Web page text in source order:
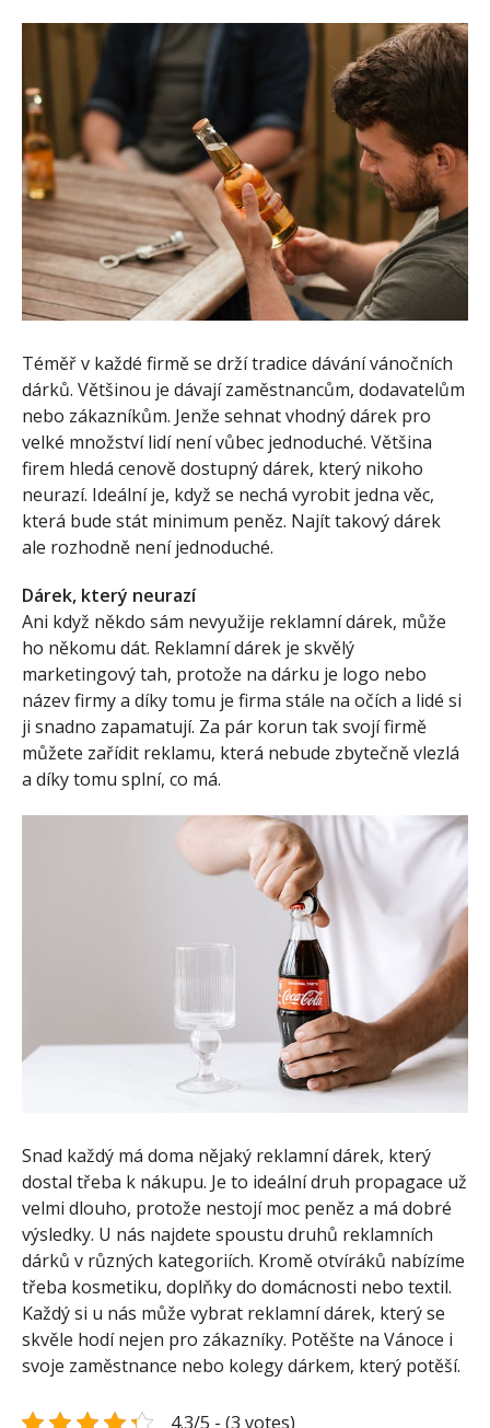
Téměř v každé firmě se drží tradice dávání vánočních
dárků. Většinou je dávají zaměstnancům, dodavatelům
nebo zákazníkům. Jenže sehnat vhodný dárek pro
velké množství lidí není vůbec jednoduché. Většina
firem hledá cenově dostupný dárek, který nikoho
neurazí. Ideální je, když se nechá vyrobit jedna věc,
která bude stát minimum peněz. Najít takový dárek
ale rozhodně není jednoduché.
Dárek, který neurazí
Ani když někdo sám nevyužije reklamní dárek, může
ho někomu dát. Reklamní dárek je skvělý
marketingový tah, protože na dárku je logo nebo
název firmy a díky tomu je firma stále na očích a lidé si
ji snadno zapamatují. Za pár korun tak svojí firmě
můžete zařídit reklamu, která nebude zbytečně vlezlá
a díky tomu splní, co má.
Snad každý má doma nějaký reklamní dárek, který
dostal třeba k nákupu. Je to ideální druh propagace už
velmi dlouho, protože nestojí moc peněz a má dobré
výsledky. U nás najdete spoustu druhů reklamních
dárků v různých kategoriích. Kromě otvíráků nabízíme
třeba kosmetiku, doplňky do domácnosti nebo textil.
Každý si u nás může vybrat reklamní dárek, který se
skvěle hodí nejen pro zákazníky. Potěšte na Vánoce i
svoje zaměstnance nebo kolegy dárkem, který potěší.
4.3/5 - (3 votes)